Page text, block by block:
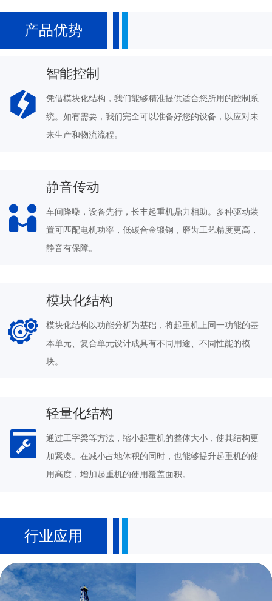
产品优势
智能控制
凭借模块化结构，我们能够精准提供适合您所用的控制系
统。如有需要，我们完全可以准备好您的设备，以应对未
来生产和物流流程。
静音传动
车间降噪，设备先行，长丰起重机鼎力相助。多种驱动装
置可匹配电机功率，低碳合金锻钢，磨齿工艺精度更高，
静音有保障。
模块化结构
模块化结构以功能分析为基础，将起重机上同一功能的基
本单元、复合单元设计成具有不同用途、不同性能的模
块。
轻量化结构
通过工字梁等方法，缩小起重机的整体大小，使其结构更
加紧凑。在减小占地体积的同时，也能够提升起重机的使
用高度，增加起重机的使用覆盖面积。
行业应用